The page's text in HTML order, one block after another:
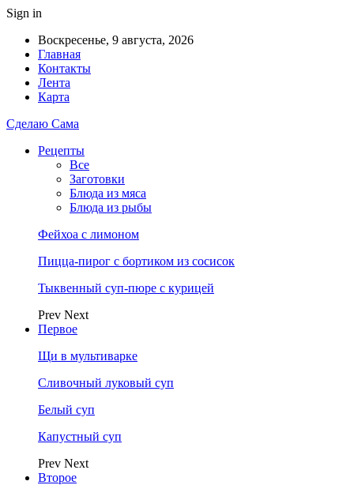
Sign in
Воскресенье, 9 августа, 2026
Главная
Контакты
Лента
Карта
Сделаю Сама
Рецепты
Все
Заготовки
Блюда из мяса
Блюда из рыбы
Фейхоа с лимоном
Пицца-пирог с бортиком из сосисок
Тыквенный суп-пюре с курицей
Prev Next
Первое
Щи в мультиварке
Сливочный луковый суп
Белый суп
Капустный суп
Prev Next
Второе